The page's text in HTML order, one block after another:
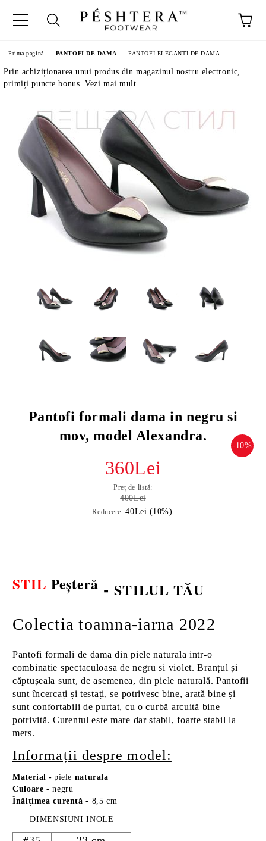
Prima pagină PANTOFI DE DAMA PANTOFI ELEGANTI DE DAMA
Prin achiziționarea unui produs din magazinul nostru electronic,
primiți puncte bonus. Vezi mai mult ...
Pantofi formali dama in negru si
mov, model Alexandra.
-10%
360Lei
Preț de listă:
400Lei
Reducere: 40Lei (10%)
STIL Peșteră -STILUL TĂU
Colectia toamna-iarna 2022
Pantofi formali de dama din piele naturala intr-o
combinatie spectaculoasa de negru si violet. Branțul și
căptușeala sunt, de asemenea, din piele naturală. Pantofii
sunt încercați și testați, se potrivesc bine, arată bine și
sunt confortabili de purtat, cu o curbă arcuită bine
potrivită. Curentul este mare dar stabil, foarte stabil la
mers.
Informații despre model:
Material - piele naturala
Culoare - negru
Înălțimea curentă - 8,5 cm
DIMENSIUNI INOLE